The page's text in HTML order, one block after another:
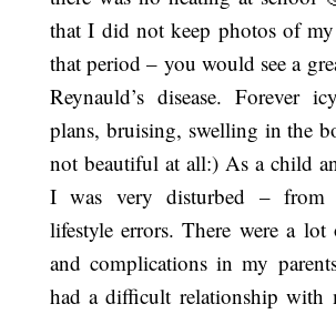
that I did not keep photos of
that period – you would see a
Reynauld’s disease. Forever
plans, bruising, swelling in the
not beautiful at all:) As a child
I was very disturbed – from
lifestyle errors. There were a
and complications in my
had a difficult relationship with